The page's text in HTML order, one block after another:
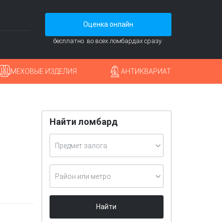
Оценка онлайн
бесплатно. во всех ломбардах сразу.
МЕХОВЫЕ ИЗДЕЛИЯ АНТИКВАРИАТ
Найти ломбард
Предмет залога
Район или метро
Найти